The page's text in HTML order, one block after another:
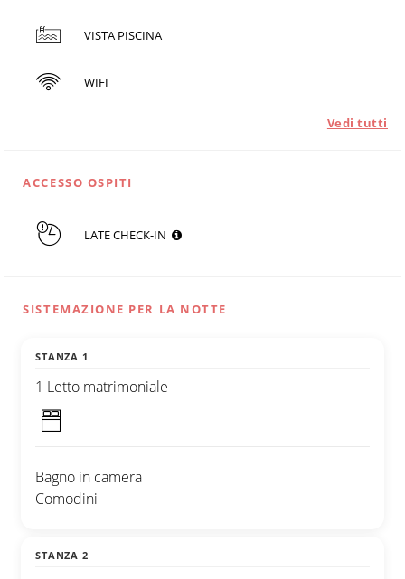
VISTA PISCINA
WIFI
Vedi tutti
ACCESSO OSPITI
LATE CHECK-IN
SISTEMAZIONE PER LA NOTTE
STANZA 1
1 Letto matrimoniale
Bagno in camera
Comodini
STANZA 2